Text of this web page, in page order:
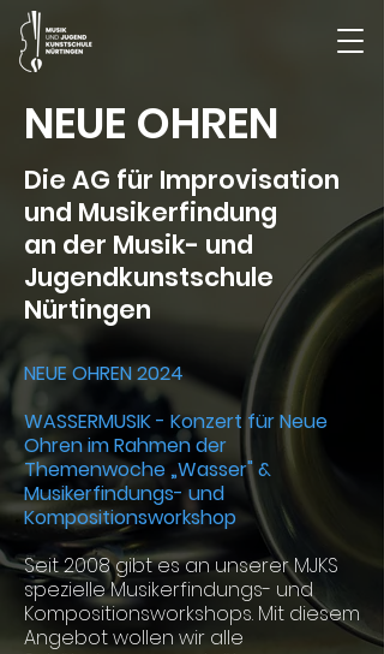
NEUE OHREN
Die AG für Improvisation
und Musikerfindung
an der Musik- und
Jugendkunstschule
Nürtingen
NEUE OHREN 2024
WASSERMUSIK - Konzert für Neue
Ohren im Rahmen der
Themenwoche „Wasser" &
Musikerfindungs- und
Kompositionsworkshop
Seit 2008 gibt es an unserer MJKS
spezielle Musikerfindungs- und
Kompositionsworkshops. Mit diesem
Angebot wollen wir alle